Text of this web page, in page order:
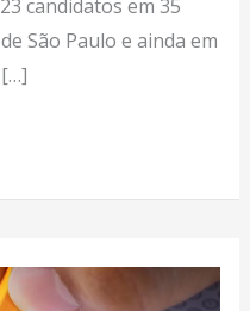
candidatos em 35
São Paulo e ainda em